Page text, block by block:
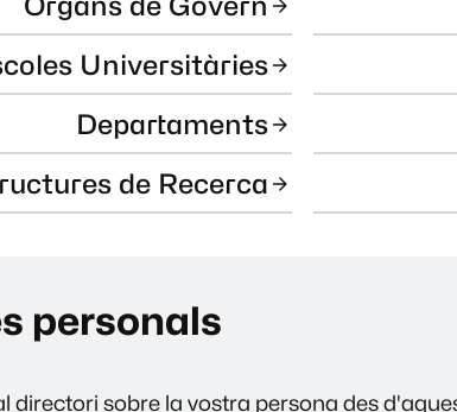
Universitàries
Departaments
de Recerca
personals
sobre la vostra persona des